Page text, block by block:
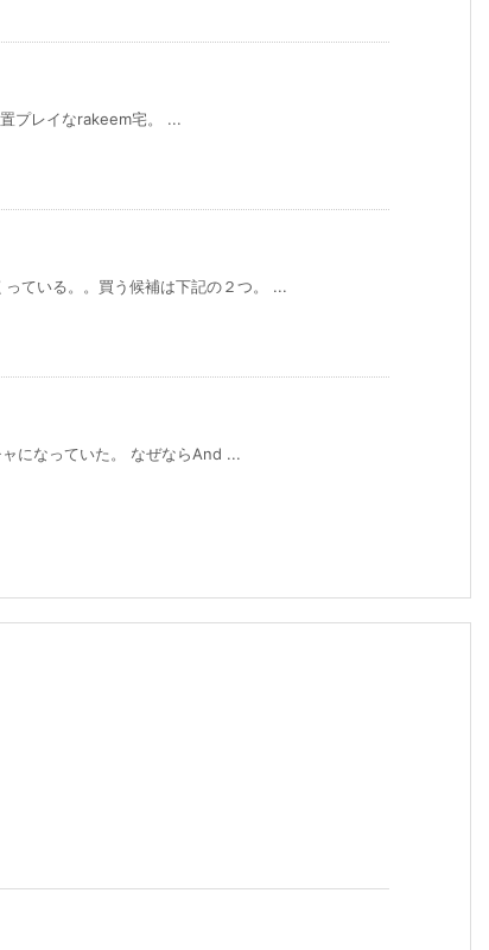
プレイなrakeem宅。 ...
ている。。買う候補は下記の２つ。 ...
になっていた。 なぜならAnd ...